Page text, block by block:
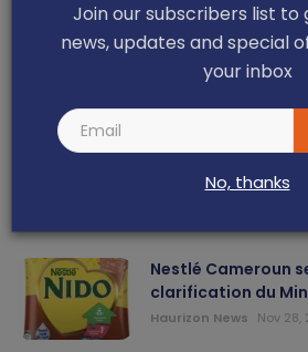
Join our subscribers list
news, updates and special
your inbox
No, thanks
Yaya Ousman Tchounkeu
la technique à l’en...
Anémie : Nestlé
la campagne natio...
Nestlé Cameroun
clarification du
Haurizon News Nov 28,